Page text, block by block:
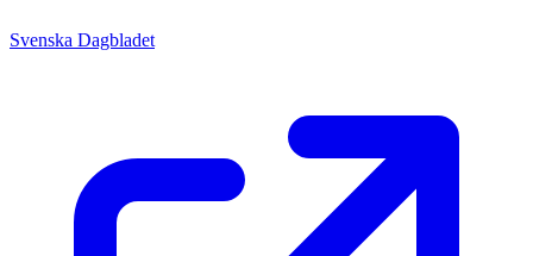
Svenska Dagbladet